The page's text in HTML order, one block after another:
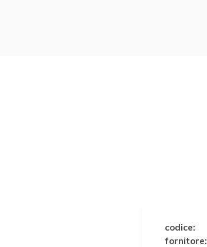
codice:
fornitore: